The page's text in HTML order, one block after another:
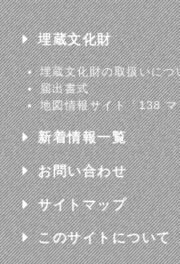
埋蔵文化財
埋蔵文化財の取扱いにつ
届出書式
地図情報サイト「138
新着情報一覧
お問い合わせ
サイトマップ
このサイトについて